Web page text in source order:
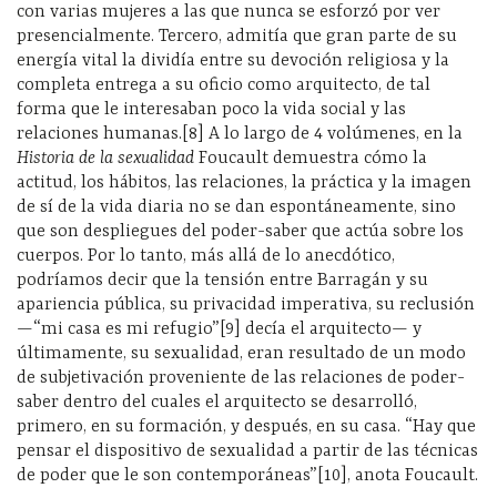
con varias mujeres a las que nunca se esforzó por ver
presencialmente. Tercero, admitía que gran parte de su
energía vital la dividía entre su devoción religiosa y la
completa entrega a su oficio como arquitecto, de tal
forma que le interesaban poco la vida social y las
relaciones humanas.[8] A lo largo de 4 volúmenes, en la
Historia de la sexualidad Foucault demuestra cómo la
actitud, los hábitos, las relaciones, la práctica y la imagen
de sí de la vida diaria no se dan espontáneamente, sino
que son despliegues del poder-saber que actúa sobre los
cuerpos. Por lo tanto, más allá de lo anecdótico,
podríamos decir que la tensión entre Barragán y su
apariencia pública, su privacidad imperativa, su reclusión
—“mi casa es mi refugio”[9] decía el arquitecto— y
últimamente, su sexualidad, eran resultado de un modo
de subjetivación proveniente de las relaciones de poder-
saber dentro del cuales el arquitecto se desarrolló,
primero, en su formación, y después, en su casa. “Hay que
pensar el dispositivo de sexualidad a partir de las técnicas
de poder que le son contemporáneas”[10], anota Foucault.